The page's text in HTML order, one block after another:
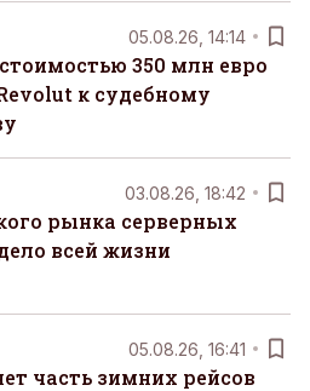
05.08.26, 14:14
350 млн евро
к судебному
03.08.26, 18:42
рынка серверных
всей жизни
05.08.26, 16:41
часть зимних рейсов